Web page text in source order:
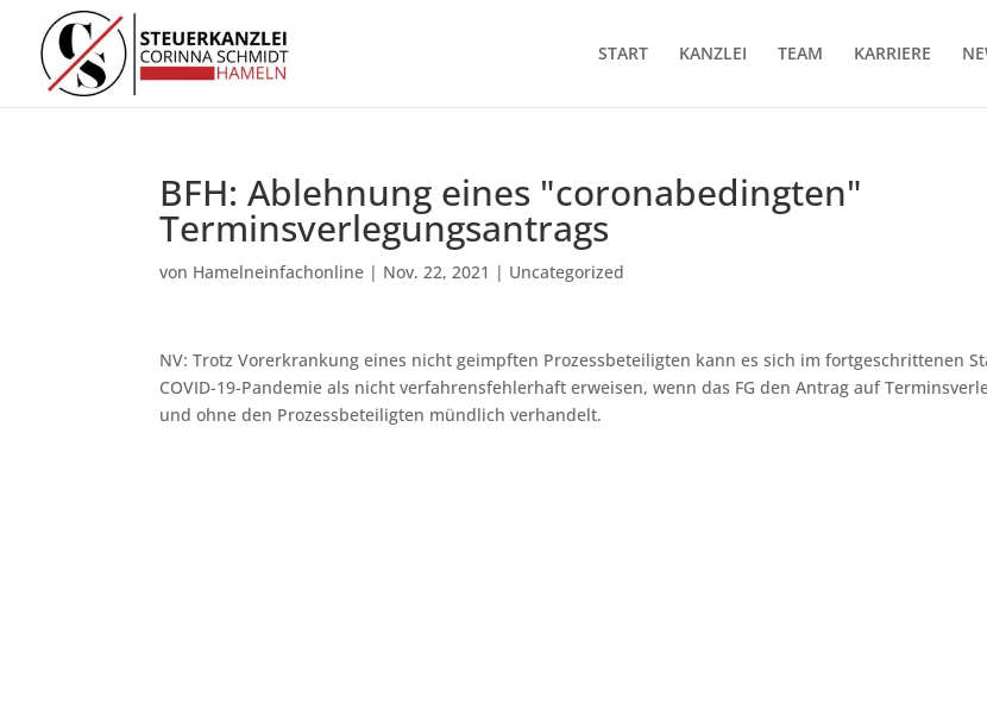
START KANZLEI TEAM KARRIERE
BFH: Ablehnung eines "coronabedingten"
Terminsverlegungsantrags
von Hamelneinfachonline | Nov. 22, 2021 | Uncategorized
NV: Trotz Vorerkrankung eines nicht geimpften Prozessbeteiligten kann es sich im fortgeschrittenen
COVID-19-Pandemie als nicht verfahrensfehlerhaft erweisen, wenn das FG den Antrag auf
und ohne den Prozessbeteiligten mündlich verhandelt.